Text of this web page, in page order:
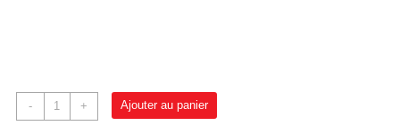
- + Ajouter au panier